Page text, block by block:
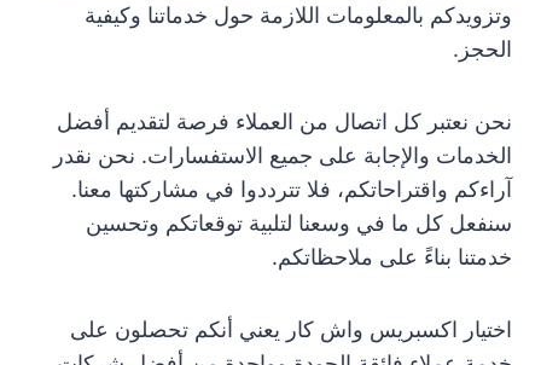
وتزويدكم بالمعلومات اللازمة حول خدماتنا وكيفية
الحجز.
نحن نعتبر كل اتصال من العملاء فرصة لتقديم أفضل
الخدمات والإجابة على جميع الاستفسارات. نحن نقدر
آراءكم واقتراحاتكم، فلا تترددوا في مشاركتها معنا.
سنفعل كل ما في وسعنا لتلبية توقعاتكم وتحسين
خدمتنا بناءً على ملاحظاتكم.
اختيار اكسبريس واش كار يعني أنكم تحصلون على